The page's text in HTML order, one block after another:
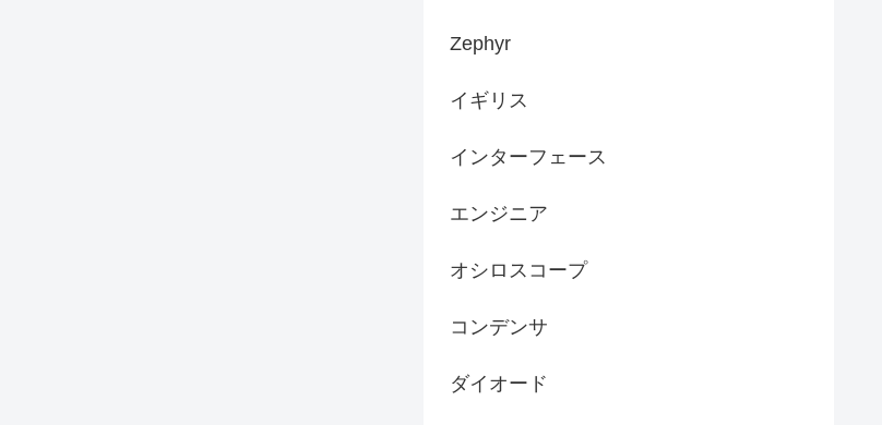
Zephyr
イギリス
インターフェース
エンジニア
オシロスコープ
コンデンサ
ダイオード